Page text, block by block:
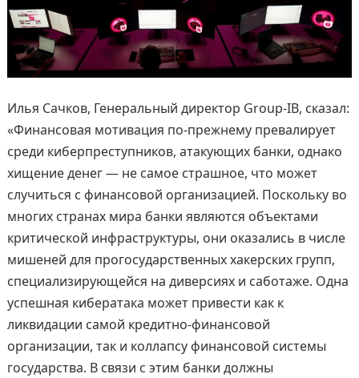
Илья Сачков, Генеральный директор Group-IB, сказал:
«Финансовая мотивация по-прежнему превалирует
среди киберпреступников, атакующих банки, однако
хищение денег — не самое страшное, что может
случиться с финансовой организацией. Поскольку во
многих странах мира банки являются объектами
критической инфраструктуры, они оказались в числе
мишеней для прогосударственных хакерских групп,
специализирующейся на диверсиях и саботаже. Одна
успешная кибератака может привести как к
ликвидации самой кредитно-финансовой
организации, так и коллапсу финансовой системы
государства. В связи с этим банки должны